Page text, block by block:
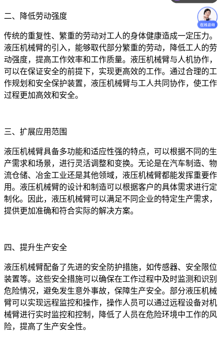
二、降低劳动强度
传统的重复性、繁重的劳动对工人的身体健康造成一定压力。
液压机械臂的引入，能够取代部分繁重的劳动，降低工人的劳
动强度，提高工作效率和工作质量。液压机械臂与人机协作，
可以在保证安全的前提下，实现更高效的工作。通过合理的工
作规划和安全保护装置，液压机械臂与工人共同协作，使工作
过程更加高效和安全。
三、扩展应用范围
液压机械臂具备多功能和适应性强的特点，可以根据不同的生
产需求和场景，进行灵活调整和变换。无论是在汽车制造、物
流仓储、冶金工业还是其他领域，液压机械臂都能发挥重要作
用。液压机械臂的设计和制造可以根据客户的具体需求进行定
制化。因此，液压机械臂可以满足不同企业的特定生产需求，
提供更加准确和符合实际的解决方案。
四、提升生产安全
液压机械臂配备了先进的安全防护措施，如传感器、安全限位
装置等。这些安全措施可以确保在工作过程中及时监测和识别
危险情况，避免发生意外事故，保障生产安全。部分液压机械
臂可以实现远程监控和操作，操作人员可以通过远程设备对机
械臂进行实时监控和控制，降低了人员在危险环境中工作的风
险，提高了生产安全性。
价格咨询